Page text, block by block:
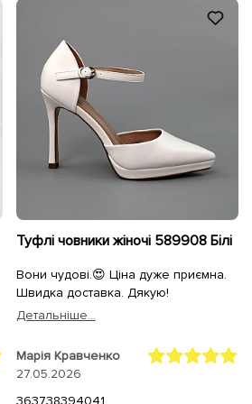
Туфлі човники жіночі 589908 Білі
Вони чудові.😍 Ціна дуже приємна.
Швидка доставка. Дякую!
Детальнiше...
Марія Кравченко
27.05.2026